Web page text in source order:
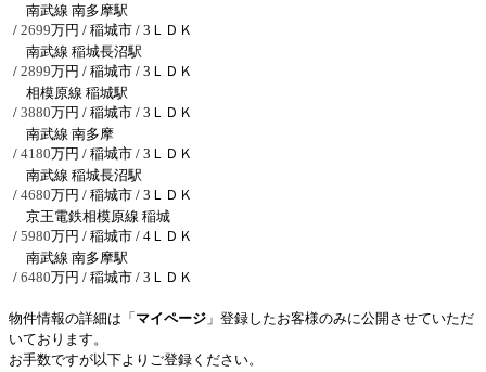
南武線 南多摩駅
/ 2699万円 / 稲城市 / 3ＬＤＫ
南武線 稲城長沼駅
/ 2899万円 / 稲城市 / 3ＬＤＫ
相模原線 稲城駅
/ 3880万円 / 稲城市 / 3ＬＤＫ
南武線 南多摩
/ 4180万円 / 稲城市 / 3ＬＤＫ
南武線 稲城長沼駅
/ 4680万円 / 稲城市 / 3ＬＤＫ
京王電鉄相模原線 稲城
/ 5980万円 / 稲城市 / 4ＬＤＫ
南武線 南多摩駅
/ 6480万円 / 稲城市 / 3ＬＤＫ
物件情報の詳細は「 マイページ 」登録したお客様のみに公開させていただ
いております。
お手数ですが以下よりご登録ください。